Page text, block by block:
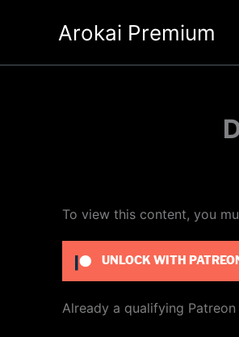
Arokai Premium
To view this content, you
UNLOCK WITH
Already a qualifying Patreon